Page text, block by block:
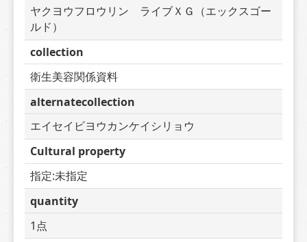
ヤクヨウフロウリン　ライブＸＧ（エックスゴー
ルド）
collection
衛生美容関係資料
alternatecollection
エイセイビヨウカンケイシリョウ
Cultural property
指定:未指定
quantity
1点